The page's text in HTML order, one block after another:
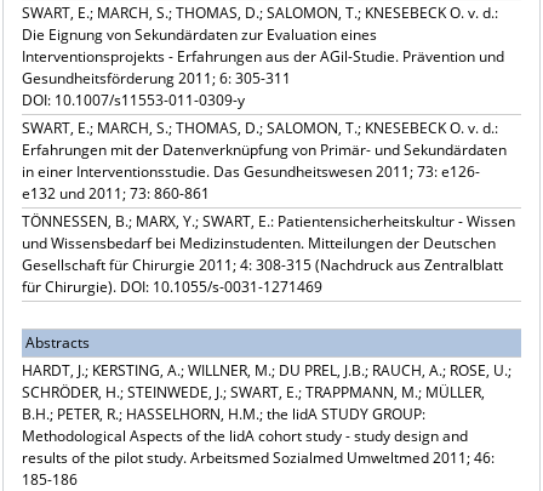
SWART, E.; MARCH, S.; THOMAS, D.; SALOMON, T.; KNESEBECK O. v. d.:
Die Eignung von Sekundärdaten zur Evaluation eines
Interventionsprojekts - Erfahrungen aus der AGil-Studie. Prävention und
Gesundheitsförderung 2011; 6: 305-311
DOI: 10.1007/s11553-011-0309-y
SWART, E.; MARCH, S.; THOMAS, D.; SALOMON, T.; KNESEBECK O. v. d.:
Erfahrungen mit der Datenverknüpfung von Primär- und Sekundärdaten
in einer Interventionsstudie. Das Gesundheitswesen 2011; 73: e126-
e132 und 2011; 73: 860-861
TÖNNESSEN, B.; MARX, Y.; SWART, E.: Patientensicherheitskultur - Wissen
und Wissensbedarf bei Medizinstudenten. Mitteilungen der Deutschen
Gesellschaft für Chirurgie 2011; 4: 308-315 (Nachdruck aus Zentralblatt
für Chirurgie). DOI: 10.1055/s-0031-1271469
Abstracts
HARDT, J.; KERSTING, A.; WILLNER, M.; DU PREL, J.B.; RAUCH, A.; ROSE, U.;
SCHRÖDER, H.; STEINWEDE, J.; SWART, E.; TRAPPMANN, M.; MÜLLER,
B.H.; PETER, R.; HASSELHORN, H.M.; the lidA STUDY GROUP:
Methodological Aspects of the lidA cohort study - study design and
results of the pilot study. Arbeitsmed Sozialmed Umweltmed 2011; 46:
185-186